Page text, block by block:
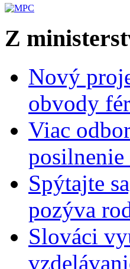
Z
Nový
obvody
Viac
Spýtajte
pozýva
Slováci